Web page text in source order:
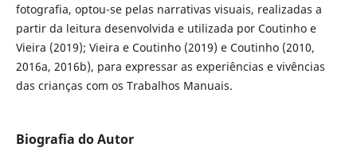
fotografia, optou-se pelas narrativas visuais, realizadas a
partir da leitura desenvolvida e utilizada por Coutinho e
Vieira (2019); Vieira e Coutinho (2019) e Coutinho (2010,
2016a, 2016b), para expressar as experiências e vivências
das crianças com os Trabalhos Manuais.
Biografia do Autor